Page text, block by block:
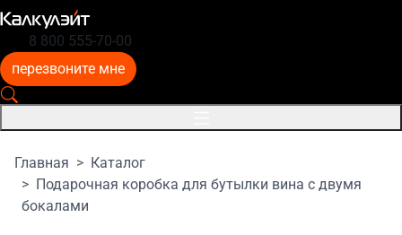
8 800 555-70-00
перезвоните мне
Главная
Каталог
Подарочная коробка для бутылки вина с двумя
бокалами